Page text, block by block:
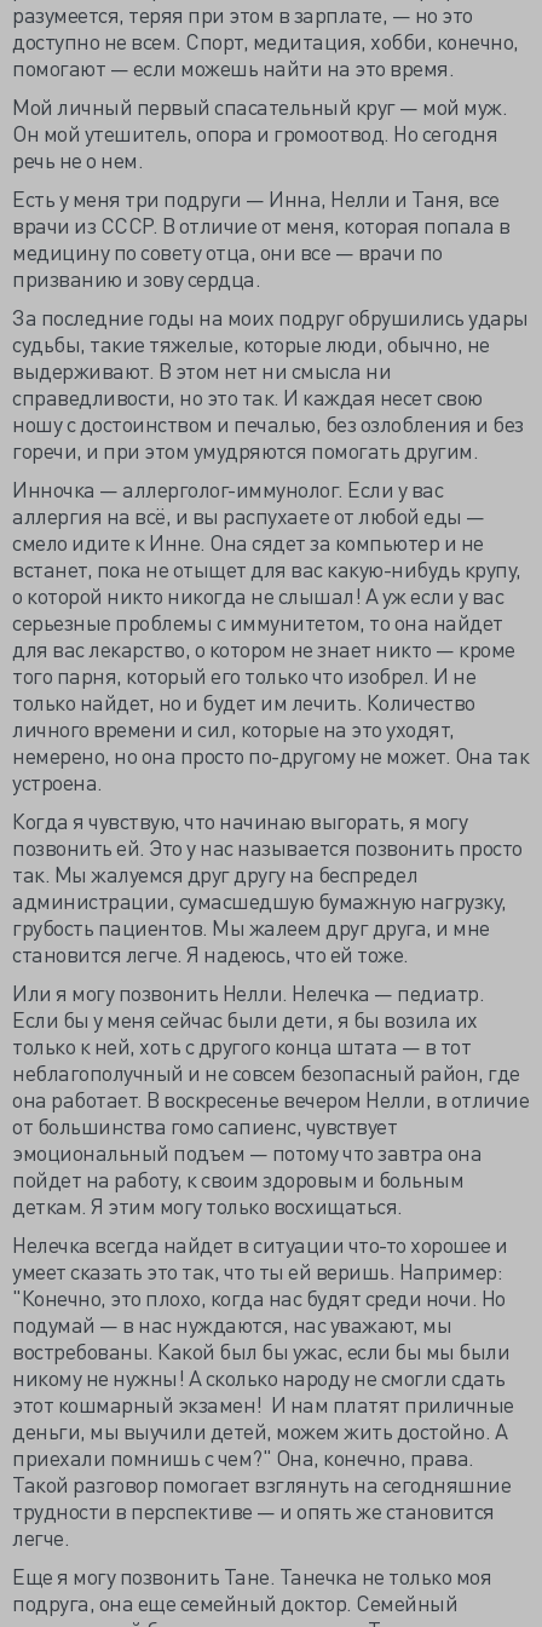
разумеется, теряя при этом в зарплате, — но это
доступно не всем. Спорт, медитация, хобби, конечно,
помогают — если можешь найти на это время.
Мой личный первый спасательный круг — мой муж.
Он мой утешитель, опора и громоотвод. Но сегодня
речь не о нем.
Есть у меня три подруги — Инна, Нелли и Таня, все
врачи из СССР. В отличие от меня, которая попала в
медицину по совету отца, они все — врачи по
призванию и зову сердца.
За последние годы на моих подруг обрушились удары
судьбы, такие тяжелые, которые люди, обычно, не
выдерживают. В этом нет ни смысла ни
справедливости, но это так. И каждая несет свою
ношу с достоинством и печалью, без озлобления и без
горечи, и при этом умудряются помогать другим.
Инночка — аллерголог-иммунолог. Если у вас
аллергия на всё, и вы распухаете от любой еды —
смело идите к Инне. Она сядет за компьютер и не
встанет, пока не отыщет для вас какую-нибудь крупу,
о которой никто никогда не слышал! А уж если у вас
серьезные проблемы с иммунитетом, то она найдет
для вас лекарство, о котором не знает никто — кроме
того парня, который его только что изобрел. И не
только найдет, но и будет им лечить. Количество
личного времени и сил, которые на это уходят,
немерено, но она просто по-другому не может. Она так
устроена.
Когда я чувствую, что начинаю выгорать, я могу
позвонить ей. Это у нас называется позвонить просто
так. Мы жалуемся друг другу на беспредел
администрации, сумасшедшую бумажную нагрузку,
грубость пациентов. Мы жалеем друг друга, и мне
становится легче. Я надеюсь, что ей тоже.
Или я могу позвонить Нелли. Нелечка — педиатр.
Если бы у меня сейчас были дети, я бы возила их
только к ней, хоть с другого конца штата — в тот
неблагополучный и не совсем безопасный район, где
она работает. В воскресенье вечером Нелли, в отличие
от большинства гомо сапиенс, чувствует
эмоциональный подъем — потому что завтра она
пойдет на работу, к своим здоровым и больным
деткам. Я этим могу только восхищаться.
Нелечка всегда найдет в ситуации что-то хорошее и
умеет сказать это так, что ты ей веришь. Например:
"Конечно, это плохо, когда нас будят среди ночи. Но
подумай — в нас нуждаются, нас уважают, мы
востребованы. Какой был бы ужас, если бы мы были
никому не нужны! А сколько народу не смогли сдать
этот кошмарный экзамен! И нам платят приличные
деньги, мы выучили детей, можем жить достойно. А
приехали помнишь с чем?" Она, конечно, права.
Такой разговор помогает взглянуть на сегодняшние
трудности в перспективе — и опять же становится
легче.
Еще я могу позвонить Тане. Танечка не только моя
подруга, она еще семейный доктор. Семейный